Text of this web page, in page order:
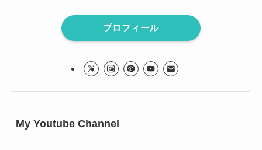
プロフィール
My Youtube Channel